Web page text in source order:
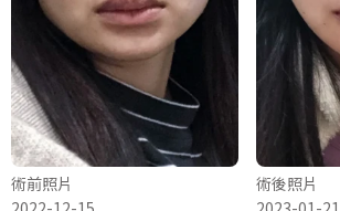
術前照片
術後照片